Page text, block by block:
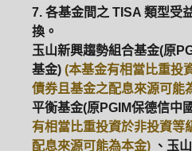
7. 各基金間之 TISA 類型受
換。
玉山新興趨勢組合基金(原
基金) (本基金有相當比重投
債券且基金之配息來源可能
平衡基金(原PGIM保德信中
有相當比重投資於非投資等
配息來源可能為本金) 、玉